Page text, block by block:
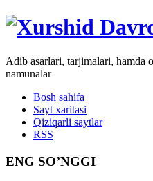
Adib asarlari, tarjimalari, hamda
namunalar
Bosh sahifa
Sayt xaritasi
Qiziqarli saytlar
RSS
ENG SO’NGGI